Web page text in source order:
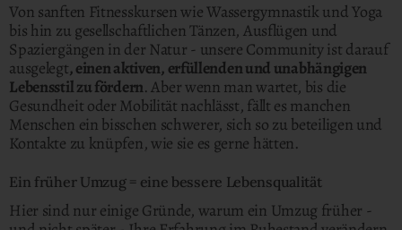
Von sanften Fitnesskursen wie Wassergymnastik und Yoga
bis hin zu gesellschaftlichen Tänzen, Ausflügen und
Spaziergängen in der Natur - unsere Community ist darauf
ausgelegt, einen aktiven, erfüllenden und unabhängigen
Lebensstil zu fördern. Aber wenn man wartet, bis die
Gesundheit oder Mobilität nachlässt, fällt es manchen
Menschen ein bisschen schwerer, sich so zu beteiligen und
Kontakte zu knüpfen, wie sie es gerne hätten.
Ein früher Umzug = eine bessere Lebensqualität
Hier sind nur einige Gründe, warum ein Umzug früher -